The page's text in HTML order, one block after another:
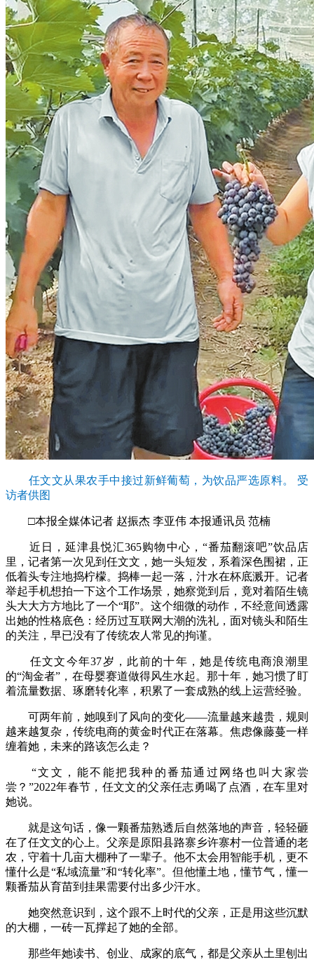
任文文从果农手中接过新鲜葡萄，为饮品严选原料。 受
访者供图
□本报全媒体记者 赵振杰 李亚伟 本报通讯员 范楠
近日，延津县悦汇365购物中心，“番茄翻滚吧”饮品店
里，记者第一次见到任文文，她一头短发，系着深色围裙，正
低着头专注地捣柠檬。捣棒一起一落，汁水在杯底溅开。记者
举起手机想拍一下这个工作场景，她察觉到后，竟对着陌生镜
头大大方方地比了一个“耶”。这个细微的动作，不经意间透露
出她的性格底色：经历过互联网大潮的洗礼，面对镜头和陌生
的关注，早已没有了传统农人常见的拘谨。
任文文今年37岁，此前的十年，她是传统电商浪潮里
的“淘金者”，在母婴赛道做得风生水起。那十年，她习惯了盯
着流量数据、琢磨转化率，积累了一套成熟的线上运营经验。
可两年前，她嗅到了风向的变化——流量越来越贵，规则
越来越复杂，传统电商的黄金时代正在落幕。焦虑像藤蔓一样
缠着她，未来的路该怎么走？
“文文，能不能把我种的番茄通过网络也叫大家尝
尝？”2022年春节，任文文的父亲任志勇喝了点酒，在车里对
她说。
就是这句话，像一颗番茄熟透后自然落地的声音，轻轻砸
在了任文文的心上。父亲是原阳县路寨乡许寨村一位普通的老
农，守着十几亩大棚种了一辈子。他不太会用智能手机，更不
懂什么是“私域流量”和“转化率”。但他懂土地，懂节气，懂一
颗番茄从育苗到挂果需要付出多少汗水。
她突然意识到，这个跟不上时代的父亲，正是用这些沉默
的大棚，一砖一瓦撑起了她的全部。
那些年她读书、创业、成家的底气，都是父亲从土里刨出